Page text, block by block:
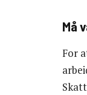
Må
For